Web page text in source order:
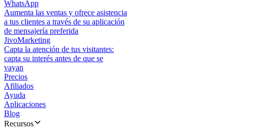
WhatsApp
Aumenta las ventas y ofrece asistencia
a tus clientes a través de su aplicación
de mensajería preferida
JivoMarketing
Capta la atención de tus visitantes:
capta su interés antes de que se
vayan
Precios
Afiliados
Ayuda
Aplicaciones
Blog
Recursos